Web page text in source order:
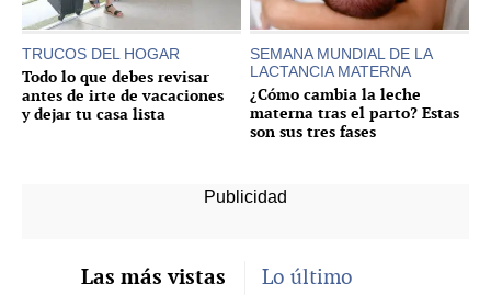
TRUCOS DEL HOGAR
Todo lo que debes revisar
antes de irte de vacaciones
y dejar tu casa lista
SEMANA MUNDIAL DE LA
LACTANCIA MATERNA
¿Cómo cambia la leche
materna tras el parto? Estas
son sus tres fases
Las más vistas Lo último